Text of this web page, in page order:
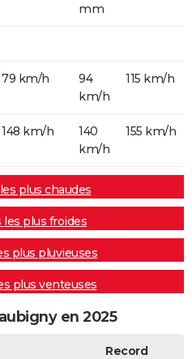
mm
79 km/h
94
km/h
115 km/h
148 km/h
140
km/h
155 km/h
plus chaudes
les plus froides
plus pluvieuses
plus venteuses
en 2025
Record